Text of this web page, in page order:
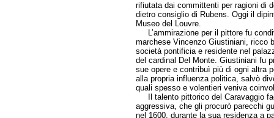
rifiutata dai committenti per ragioni di
dietro consiglio di Rubens. Oggi il
Museo del Louvre.
L’ammirazione per il pittore fu
marchese Vincenzo Giustiniani, ricco
società pontificia e residente nel
del cardinal Del Monte. Giustiniani fu
sue opere e contribuì più di ogni altra
alla propria influenza politica, salvò
quali spesso e volentieri veniva
Il talento pittorico del Caravaggio
aggressiva, che gli procurò parecchi
nel 1600, durante la sua residenza a